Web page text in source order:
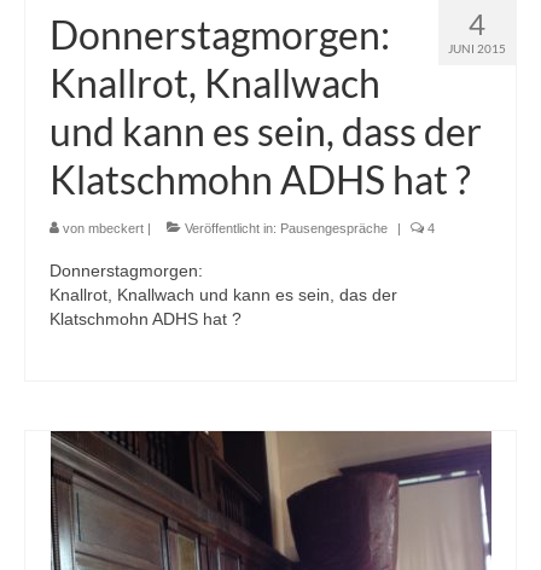
4
JUNI 2015
Donnerstagmorgen:
Knallrot, Knallwach
und kann es sein, dass der
Klatschmohn ADHS hat ?
von mbeckert | Veröffentlicht in: Pausengespräche | 4
Donnerstagmorgen:
Knallrot, Knallwach und kann es sein, das der
Klatschmohn ADHS hat ?